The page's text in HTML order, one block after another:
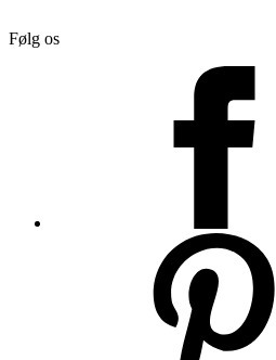
Følg os